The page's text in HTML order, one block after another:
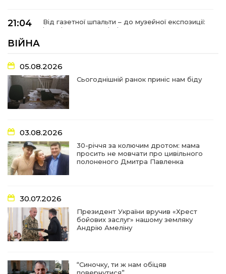
21:04
Від газетної шпальти – до музейної експозиції:
історії Героїв Барвінківщини стали частиною
17:18
27 лип
У Барвінківській громаді вшанували людей
найгуманнішої професії
16:29
22 лип
Медики Барвінківської громади
вдосконалюють професійні навички
15:09
22 лип
У Пригожому з дітьми та їх батьками
працювали фахівці благодійного фонду
07:17
“Мені й досі сниться син”: чотири роки світлої
11:06
20 лип
За дві доби — серія ворожих ударів по
Барвінківській громаді
14:38
У Барвінковому сталася пожежа у житловій
ВІЙНА
05.08.2026
Сьогоднішній ранок приніс нам біду
03.08.2026
30-річчя за колючим дротом: мама
просить не мовчати про цивільного
полоненого Дмитра Павленка
30.07.2026
Президент України вручив «Хрест
бойових заслуг» нашому земляку
Андрію Амеліну
“Синочку, ти ж нам обіцяв